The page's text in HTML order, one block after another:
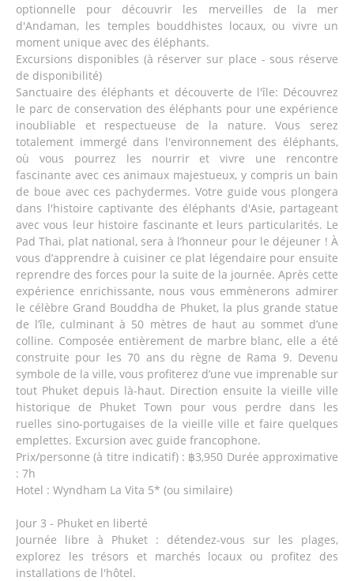
optionnelle pour découvrir les merveilles de la mer
d'Andaman, les temples bouddhistes locaux, ou vivre un
moment unique avec des éléphants.
Excursions disponibles (à réserver sur place - sous réserve
de disponibilité)
Sanctuaire des éléphants et découverte de l'île: Découvrez
le parc de conservation des éléphants pour une expérience
inoubliable et respectueuse de la nature. Vous serez
totalement immergé dans l'environnement des éléphants,
où vous pourrez les nourrir et vivre une rencontre
fascinante avec ces animaux majestueux, y compris un bain
de boue avec ces pachydermes. Votre guide vous plongera
dans l'histoire captivante des éléphants d'Asie, partageant
avec vous leur histoire fascinante et leurs particularités. Le
Pad Thai, plat national, sera à l’honneur pour le déjeuner ! À
vous d’apprendre à cuisiner ce plat légendaire pour ensuite
reprendre des forces pour la suite de la journée. Après cette
expérience enrichissante, nous vous emmènerons admirer
le célèbre Grand Bouddha de Phuket, la plus grande statue
de l’île, culminant à 50 mètres de haut au sommet d’une
colline. Composée entièrement de marbre blanc, elle a été
construite pour les 70 ans du règne de Rama 9. Devenu
symbole de la ville, vous profiterez d’une vue imprenable sur
tout Phuket depuis là-haut. Direction ensuite la vieille ville
historique de Phuket Town pour vous perdre dans les
ruelles sino-portugaises de la vieille ville et faire quelques
emplettes. Excursion avec guide francophone.
Prix/personne (à titre indicatif) : ฿3,950 Durée approximative
: 7h
Hotel : Wyndham La Vita 5* (ou similaire)
Jour 3 - Phuket en liberté
Journée libre à Phuket : détendez-vous sur les plages,
explorez les trésors et marchés locaux ou profitez des
installations de l'hôtel.